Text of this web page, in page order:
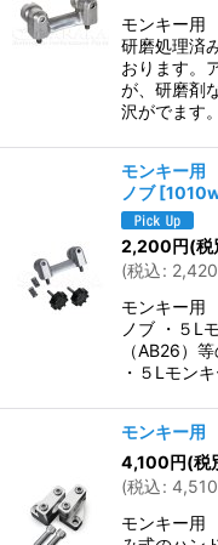
モンキー用
研磨処理済
おります。
が、研磨剤
沢がでます
モンキー用
ノブ [
2,200円(税
(税込: 2,420
モンキー用
ノブ ・５L
（AB26）
・５Lモン
モンキー用
4,100円(税
(税込: 4,510
モンキー用